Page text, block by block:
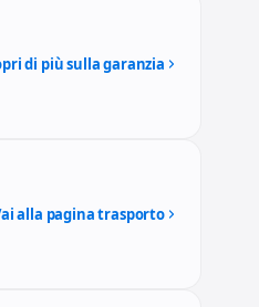
di più sulla garanzia
alla pagina trasporto